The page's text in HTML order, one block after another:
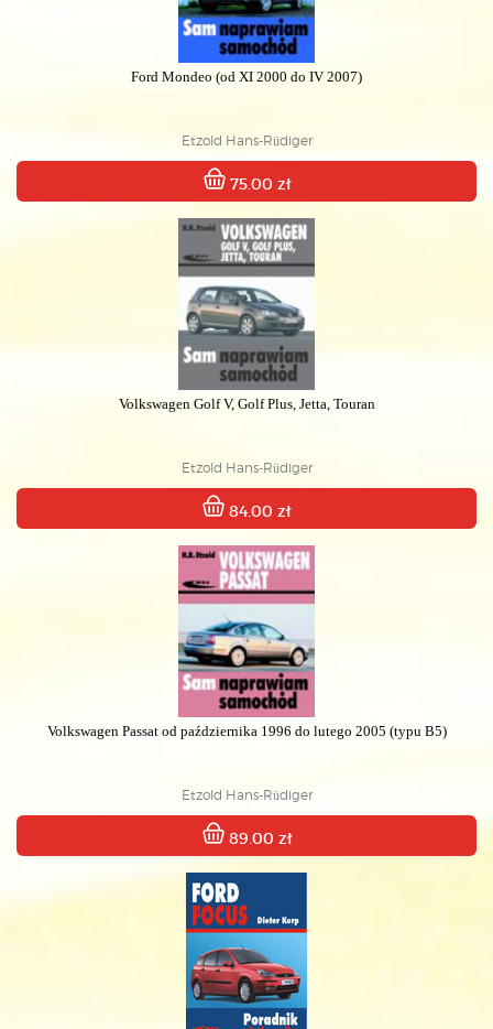
Ford Mondeo (od XI 2000 do IV 2007)
Etzold Hans-Rüdiger
75.00 zł
Volkswagen Golf V, Golf Plus, Jetta, Touran
Etzold Hans-Rüdiger
84.00 zł
Volkswagen Passat od października 1996 do lutego 2005 (typu B5)
Etzold Hans-Rüdiger
89.00 zł